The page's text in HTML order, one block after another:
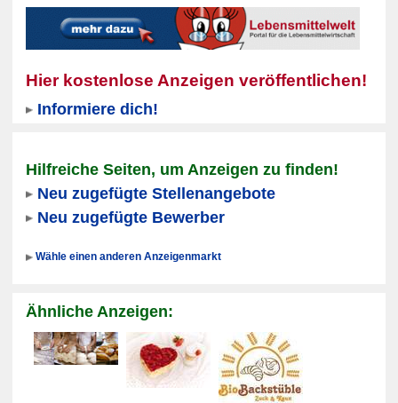
Hier kostenlose Anzeigen veröffentlichen!
Informiere dich!
Hilfreiche Seiten, um Anzeigen zu finden!
Neu zugefügte Stellenangebote
Neu zugefügte Bewerber
Wähle einen anderen Anzeigenmarkt
Ähnliche Anzeigen: